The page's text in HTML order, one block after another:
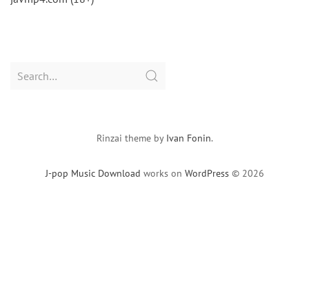
Search
J-pop Music Download works on WordPress © 2026
Rinzai theme by Ivan Fonin.